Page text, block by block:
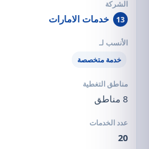
13 خدمات الامارات
خدمة متخصصة
8 مناطق
20